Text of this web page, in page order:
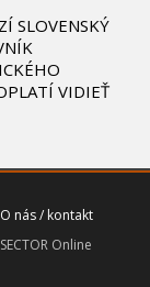
SLOVENSKÝ
VIDIEŤ
O nás / kontakt
Online